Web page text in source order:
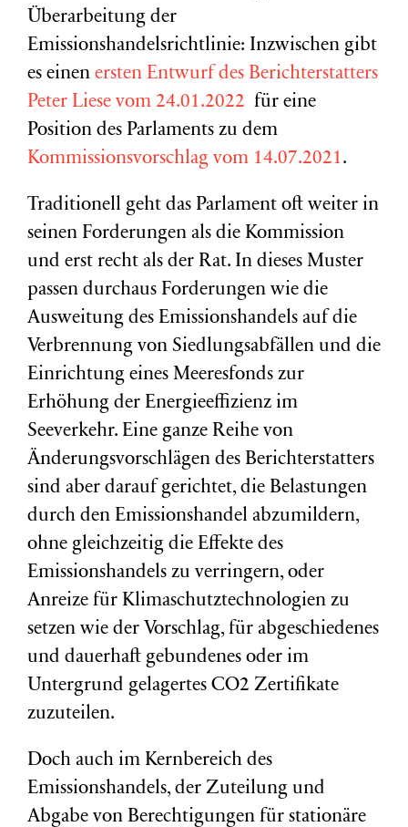
Überarbeitung der
Emissionshandelsrichtlinie: Inzwischen gibt
es einen ersten Entwurf des Berichterstatters
Peter Liese vom 24.01.2022 für eine
Position des Parlaments zu dem
Kommissionsvorschlag vom 14.07.2021.
Traditionell geht das Parlament oft weiter in
seinen Forderungen als die Kommission
und erst recht als der Rat. In dieses Muster
passen durchaus Forderungen wie die
Ausweitung des Emissionshandels auf die
Verbrennung von Siedlungsabfällen und die
Einrichtung eines Meeresfonds zur
Erhöhung der Energieeffizienz im
Seeverkehr. Eine ganze Reihe von
Änderungsvorschlägen des Berichterstatters
sind aber darauf gerichtet, die Belastungen
durch den Emissionshandel abzumildern,
ohne gleichzeitig die Effekte des
Emissionshandels zu verringern, oder
Anreize für Klimaschutztechnologien zu
setzen wie der Vorschlag, für abgeschiedenes
und dauerhaft gebundenes oder im
Untergrund gelagertes CO2 Zertifikate
zuzuteilen.
Doch auch im Kernbereich des
Emissionshandels, der Zuteilung und
Abgabe von Berechtigungen für stationäre